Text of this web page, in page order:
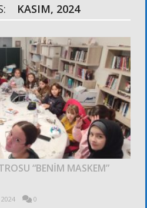
KASIM, 2024
“BENİM MASKEM”
0